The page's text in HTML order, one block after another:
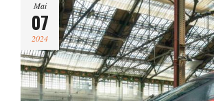
Mai
07
2024